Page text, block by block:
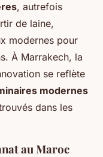
, autrefois
de laine,
modernes pour
À Marrakech, la
se reflète
modernes
dans les
au Maroc